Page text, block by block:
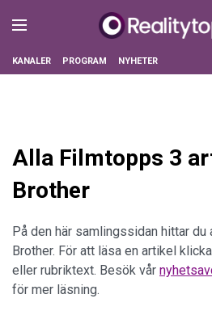
KANALER PROGRAM NYHETER
Alla Filmtopps 3
Brother
På den här samlingssidan hittar du
Brother. För att läsa en artikel
eller rubriktext. Besök vår
för mer läsning.